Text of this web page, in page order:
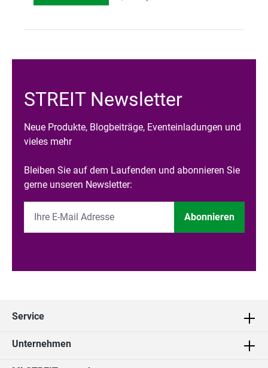
STREIT Newsletter
Neue Produkte, Blogbeiträge, Eventeinladungen und
vieles mehr
Bleiben Sie auf dem Laufenden und abonnieren Sie
gerne unseren Newsletter:
Abonnieren
Service
Unternehmen